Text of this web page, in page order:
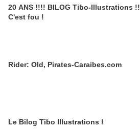
20 ANS !!!! BILOG Tibo-Illustrations !!
C'est fou !
Rider: Old, Pirates-Caraibes.com
Le Bilog Tibo Illustrations !